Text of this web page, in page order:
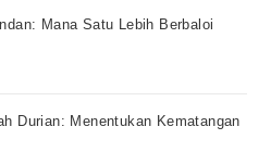
Mana Satu Lebih Berbaloi
Durian: Menentukan Kematangan